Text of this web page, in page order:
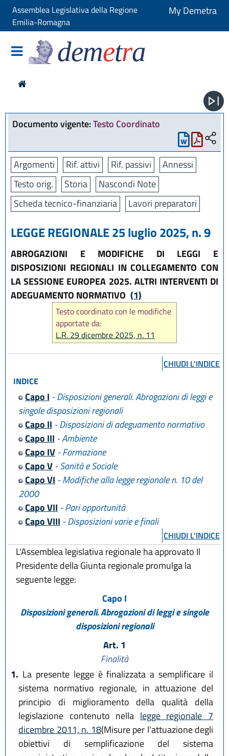
Assemblea Legislativa della Regione
Emilia-Romagna
My Demetra
demetra
Documento vigente:Testo Coordinato
Argomenti Rif. attivi Rif. passivi
Annessi
Testo orig.
Storia
Nascondi Note
Scheda tecnico-finanziaria
Lavori preparatori
LEGGE REGIONALE 25 luglio 2025, n. 9
ABROGAZIONI E MODIFICHE DI LEGGI E
DISPOSIZIONI REGIONALI IN COLLEGAMENTO CON
LA SESSIONE EUROPEA 2025. ALTRI INTERVENTI DI
ADEGUAMENTO NORMATIVO (1)
Testo coordinato con le modifiche
apportate da:
L.R. 29 dicembre 2025, n. 11
CHIUDI L'INDICE
INDICE
Capo I - Disposizioni generali. Abrogazioni di leggi e
singole disposizioni regionali
Capo II - Disposizioni di adeguamento normativo
Capo III - Ambiente
Capo IV- Formazione
Capo V- Sanità e Sociale
Capo VI - Modifiche alla legge regionale n. 10 del
2000
Capo VII - Pari opportunità
Capo VIII - Disposizioni varie e finali
CHIUDI L'INDICE
L'Assemblea legislativa regionale ha approvato Il
Presidente della Giunta regionale promulga la
seguente legge:
Capo I
Disposizioni generali. Abrogazioni di leggi e singole
disposizioni regionali
Art. 1
Finalità
1. La presente legge è finalizzata a semplificare il
sistema normativo regionale, in attuazione del
principio di miglioramento della qualità della
legislazione contenuto nella legge regionale 7
dicembre 2011, n. 18(Misure per l'attuazione degli
obiettivi di semplificazione del sistema